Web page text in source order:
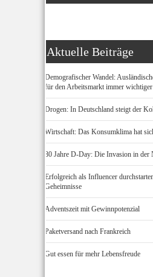
Aktuelle Beiträge
Demografischer Wandel:
für den Arbeitsmarkt immer wichtiger
Drogen: In Deutschland steigt der
Wirtschaft: Das Konsumklima hat
80 Jahre D-Day: Die Invasion in der
Erfolgreich als Influencer
Geheimnisse
Adventszeit mit Gewinnpotenzial
Paketversand nach Frankreich
Gut essen für mehr Lebensfreude